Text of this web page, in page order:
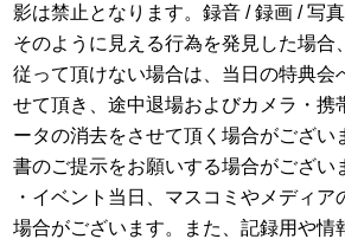
影は禁止となります。録音 / 録画 / 写
そのように見える行為を発見した場合
従って頂けない場合は、当日の特典会
せて頂き、途中退場およびカメラ・携
ータの消去をさせて頂く場合がござい
書のご提示をお願いする場合がござい
・イベント当日、マスコミやメディア
場合がございます。また、記録用や情